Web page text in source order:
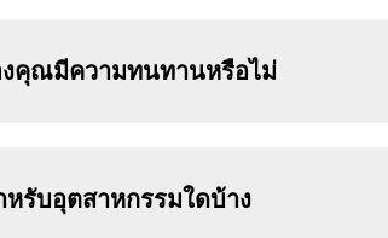
งคุณมีความทนทานหรือไม่
รับอุตสาหกรรมใดบ้าง